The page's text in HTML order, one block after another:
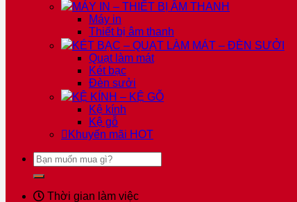
MÁY IN – THIẾT BỊ ÂM THANH
Máy in
Thiết bị âm thanh
KÉT BẠC – QUẠT LÀM MÁT – ĐÈN SƯỞI
Quạt làm mát
Két bạc
Đèn sưởi
KỆ KÍNH – KỆ GỖ
Kệ kính
Kệ gỗ
Khuyến mãi HOT
Tìm
kiếm:
Thời gian làm việc